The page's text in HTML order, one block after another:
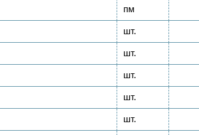
пм
шт.
шт.
шт.
шт.
шт.